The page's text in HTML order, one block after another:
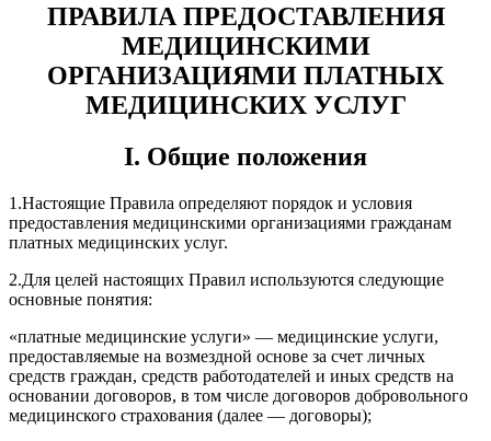
ПРАВИЛА ПРЕДОСТАВЛЕНИЯ
МЕДИЦИНСКИМИ
ОРГАНИЗАЦИЯМИ ПЛАТНЫХ
МЕДИЦИНСКИХ УСЛУГ
I. Общие положения
1.Настоящие Правила определяют порядок и условия
предоставления медицинскими организациями гражданам
платных медицинских услуг.
2.Для целей настоящих Правил используются следующие
основные понятия:
«платные медицинские услуги» — медицинские услуги,
предоставляемые на возмездной основе за счет личных
средств граждан, средств работодателей и иных средств на
основании договоров, в том числе договоров добровольного
медицинского страхования (далее — договоры);